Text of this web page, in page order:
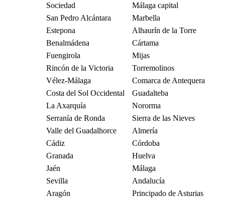
Sociedad
Málaga capital
San Pedro Alcántara
Marbella
Estepona
Alhaurín de la Torre
Benalmádena
Cártama
Fuengirola
Mijas
Rincón de la Victoria
Torremolinos
Vélez-Málaga
Comarca de Antequera
Costa del Sol Occidental
Guadalteba
La Axarquía
Nororma
Serranía de Ronda
Sierra de las Nieves
Valle del Guadalhorce
Almería
Cádiz
Córdoba
Granada
Huelva
Jaén
Málaga
Sevilla
Andalucía
Aragón
Principado de Asturias